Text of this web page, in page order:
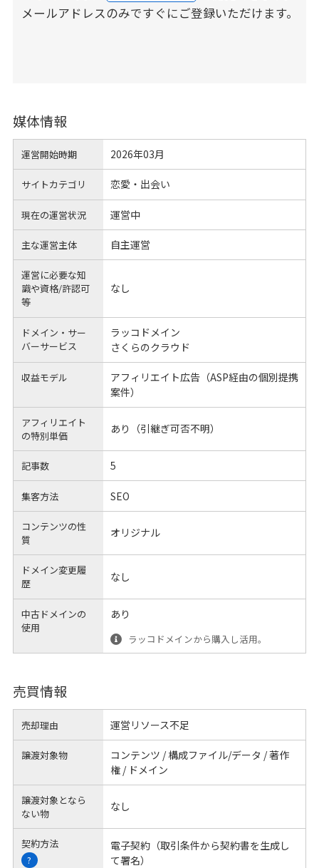
メールアドレスのみですぐにご登録いただけます。
媒体情報
運営開始時期 2026年03月
サイトカテゴリ 恋愛・出会い
現在の運営状況 運営中
主な運営主体 自主運営
運営に必要な知
識や資格/許認可
等
なし
ドメイン・サー
バーサービス
ラッコドメイン
さくらのクラウド
収益モデル
アフィリエイト広告（ASP経由の個別提携
案件）
アフィリエイト
の特別単価 あり（引継ぎ可否不明）
記事数 5
集客方法 SEO
コンテンツの性
質
オリジナル
ドメイン変更履
歴
なし
中古ドメインの
使用
あり
ラッコドメインから購入し活用。
売買情報
売却理由 運営リソース不足
譲渡対象物
コンテンツ / 構成ファイル/データ / 著作
権 / ドメイン
譲渡対象となら
ない物
なし
契約方法
?
電子契約（取引条件から契約書を生成し
て署名）